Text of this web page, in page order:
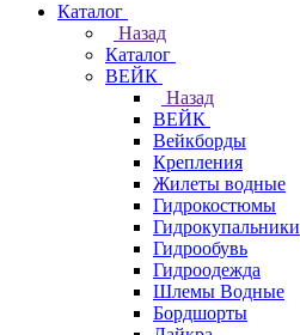
Каталог
Назад
Каталог
ВЕЙК
Назад
ВЕЙК
Вейкборды
Крепления
Жилеты водные
Гидрокостюмы
Гидрокупальники
Гидрообувь
Гидроодежда
Шлемы Водные
Бордшорты